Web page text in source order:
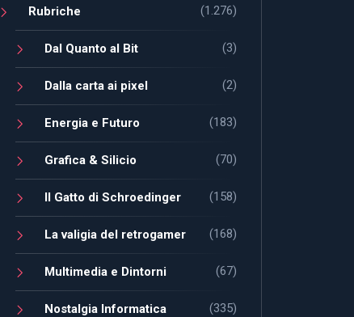
Rubriche (1.276)
Dal Quanto al Bit (3)
Dalla carta ai pixel (2)
Energia e Futuro (183)
Grafica & Silicio (70)
Il Gatto di Schroedinger (158)
La valigia del retrogamer (168)
Multimedia e Dintorni (67)
Nostalgia Informatica (335)